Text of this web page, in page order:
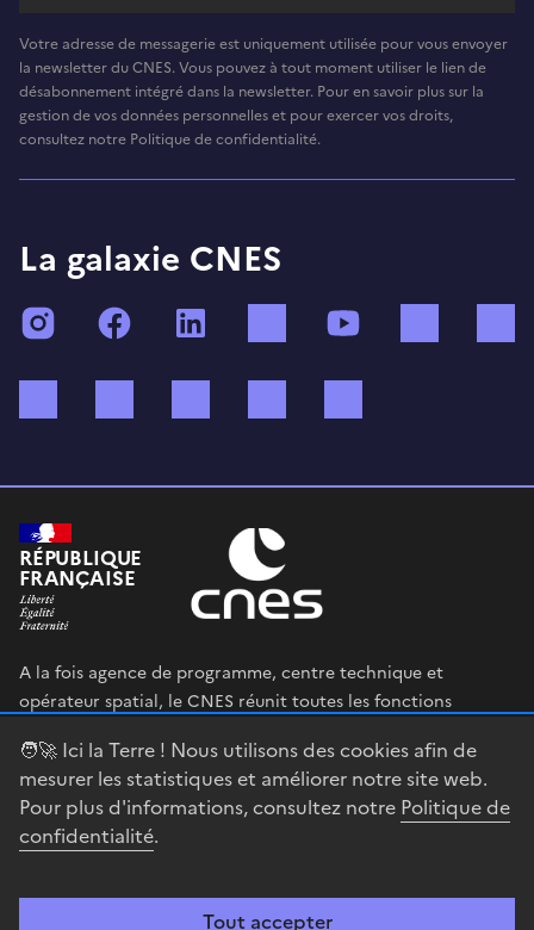
🧑‍🚀 Ici la Terre ! Nous utilisons des cookies afin de
mesurer les statistiques et améliorer notre site web.
Pour plus d'informations, consultez notre Politique de
confidentialité.
Tout accepter
Votre adresse de messagerie est uniquement utilisée pour vous envoyer
la newsletter du CNES. Vous pouvez à tout moment utiliser le lien de
désabonnement intégré dans la newsletter. Pour en savoir plus sur la
gestion de vos données personnelles et pour exercer vos droits,
consultez notre Politique de confidentialité.
La galaxie CNES
InstagramFacebook TikTok
RÉPUBLIQUE
FRANÇAISE
A la fois agence de programme, centre technique et
opérateur spatial, le CNES réunit toutes les fonctions
en œuvre sa stratégie spatiale.
legifrance.gouv.fr
gouvernement.fr